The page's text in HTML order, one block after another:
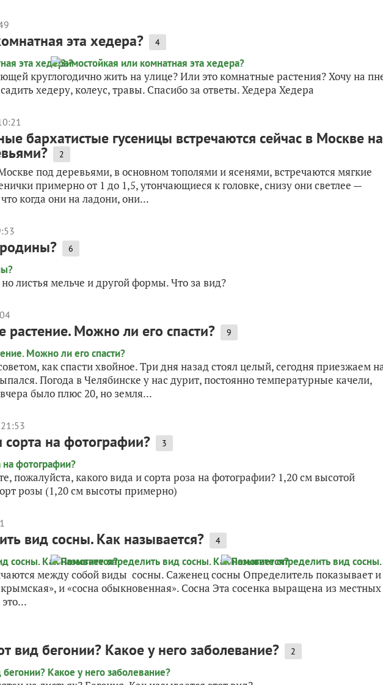
эта хедера? 4
круглогодично жить на улице? Или это комнатные растения? Хочу на
хедеру, колеус, травы. Спасибо за ответы. Хедера Хедера
бархатистые гусеницы встречаются сейчас в Москве на
2
под деревьями, в основном тополями и ясенями, встречаются мягкие
примерно от 1 до 1,5, утончающиеся к головке, снизу они светлее —
когда они на ладони, они...
6
листья мельче и другой формы. Что за вид?
растение. Можно ли его спасти? 9
как спасти хвойное. Три дня назад стоял целый, сегодня приезжаем
Погода в Челябинске у нас дурит, постоянно температурные качели,
было плюс 20, но земля...
сорта на фотографии? 3
пожалуйста, какого вида и сорта роза на фотографии? 1,20 см высотой
розы (1,20 см высоты примерно)
вид сосны. Как называется? 4
между собой виды сосны. Саженец сосны Определитель показывает и
крымская», и «сосна обыкновенная». Сосна Эта сосенка выращена из местных
вид бегонии? Какое у него заболевание? 2